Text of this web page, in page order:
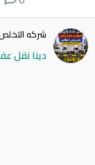
شركه التخلص
دينا نقل عفش0554768189 ونيت